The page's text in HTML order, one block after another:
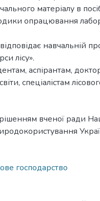
матеріалу в
опрацювання
навчальній
лісу».
аспірантам,
спеціалістам
вченої ради
господарство